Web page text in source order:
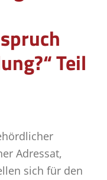
Teil
Adressat,
sich für den